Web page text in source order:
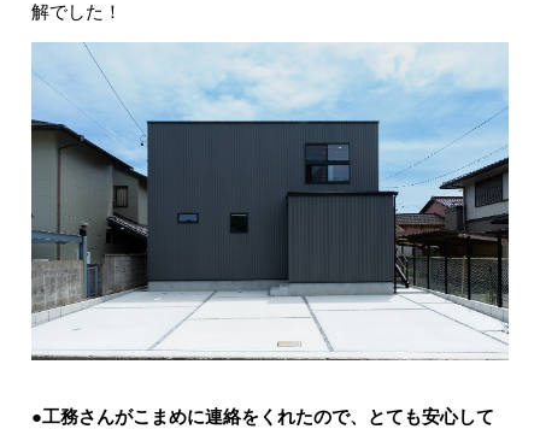
解でした！
●工務さんがこまめに連絡をくれたので、とても安心して